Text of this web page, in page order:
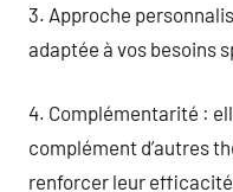
3. Approche
adaptée à vos besoins
4. Complémentarité :
complément d’autres
renforcer leur